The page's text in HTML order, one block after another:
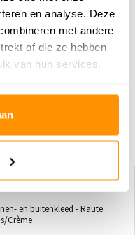
en analyse. Deze
met andere
of die ze hebben
van hun services.
en buitenkleed - Raute
Crème